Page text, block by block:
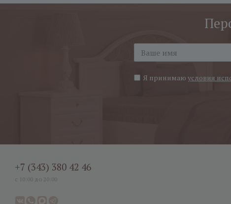
Я принимаю условия
+7 (343) 380 42 46
с 10:00 до 20:00